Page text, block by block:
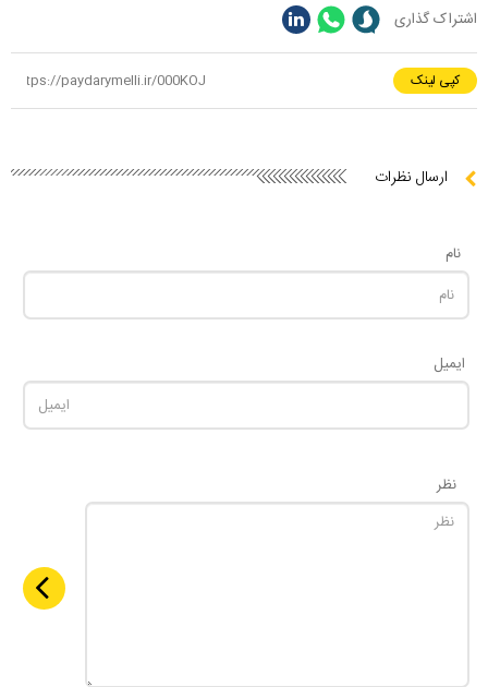
اشتراک گذاری
کپی لینک
ارسال نظرات
نام
ایمیل
نظر